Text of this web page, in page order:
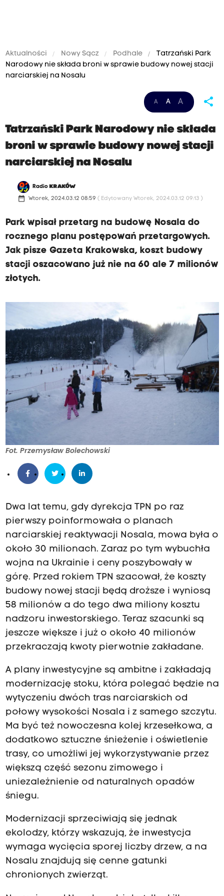
Aktualności Nowy Sącz Podhale
Tatrzański Park
Narodowy nie składa broni w sprawie budowy nowej stacji
narciarskiej na Nosalu
A A A share
Tatrzański Park Narodowy nie składa
broni w sprawie budowy nowej stacji
narciarskiej na Nosalu
Radio KRAKÓW
date_range Wtorek, 2024.03.12 08:59 ( Edytowany Wtorek, 2024.03.12 09:13 )
Park wpisał przetarg na budowę Nosala do
rocznego planu postępowań przetargowych.
Jak pisze Gazeta Krakowska, koszt budowy
stacji oszacowano już nie na 60 ale 7 milionów
złotych.
Fot. Przemysław Bolechowski
Dwa lat temu, gdy dyrekcja TPN po raz
pierwszy poinformowała o planach
narciarskiej reaktywacji Nosala, mowa była o
około 30 milionach. Zaraz po tym wybuchła
wojna na Ukrainie i ceny poszybowały w
górę. Przed rokiem TPN szacował, że koszty
budowy nowej stacji będą droższe i wyniosą
58 milionów a do tego dwa miliony kosztu
nadzoru inwestorskiego. Teraz szacunki są
jeszcze większe i już o około 40 milionów
przekraczają kwoty pierwotnie zakładane.
A plany inwestycyjne są ambitne i zakładają
modernizację stoku, która polegać będzie na
wytyczeniu dwóch tras narciarskich od
połowy wysokości Nosala i z samego szczytu.
Ma być też nowoczesna kolej krzesełkowa, a
dodatkowo sztuczne śnieżenie i oświetlenie
trasy, co umożliwi jej wykorzystywanie przez
większą część sezonu zimowego i
uniezależnienie od naturalnych opadów
śniegu.
Modernizacji sprzeciwiają się jednak
ekolodzy, którzy wskazują, że inwestycja
wymaga wycięcia sporej liczby drzew, a na
Nosalu znajdują się cenne gatunki
chronionych zwierząt.